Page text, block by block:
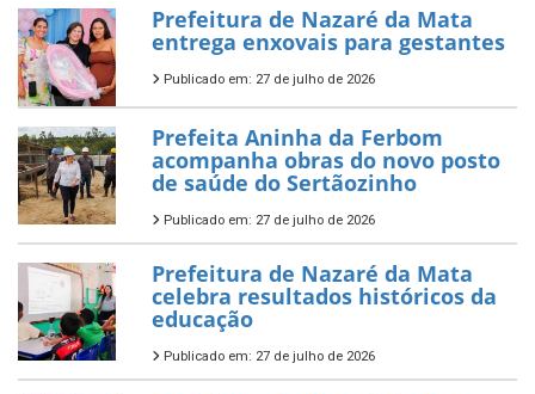
Prefeitura de Nazaré da Mata
entrega enxovais para gestantes
Publicado em: 27 de julho de 2026
Prefeita Aninha da Ferbom
acompanha obras do novo posto
de saúde do Sertãozinho
Publicado em: 27 de julho de 2026
Prefeitura de Nazaré da Mata
celebra resultados históricos da
educação
Publicado em: 27 de julho de 2026